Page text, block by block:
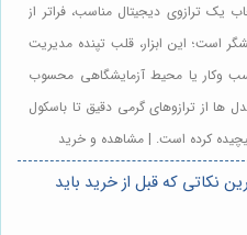
یک ترازوی دیجیتال مناسب، فراتر از
است؛ این ابزار، قلب تپنده مدیریت
وکار یا محیط آزمایشگاهی محسوب
ها از ترازوهای گرمی دقیق تا باسکول
کرده است. | مشاهده و خرید
نکاتی که قبل از خرید باید